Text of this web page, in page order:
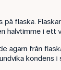
på flaska.
halvtimme i ett
agarn från
kondens i